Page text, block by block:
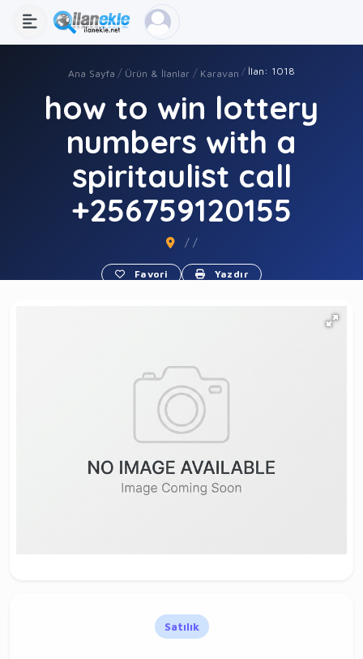
Ana Sayfa Ürün & İlanlar Karavan İlan: 1018
how to win lottery
numbers with a
spiritaulist call
+256759120155
/ /
Favori Yazdır
Satılık